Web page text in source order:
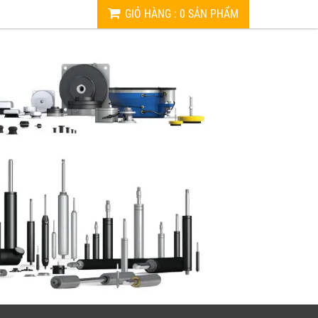
GIỎ HÀNG : 0 SẢN PHẨM